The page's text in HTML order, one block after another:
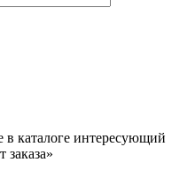
в каталоге интересующий